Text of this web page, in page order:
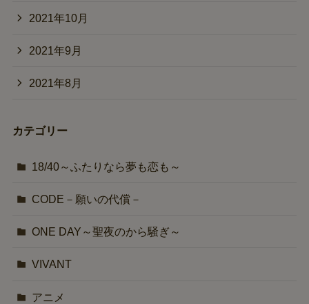
2021年10月
2021年9月
2021年8月
カテゴリー
18/40～ふたりなら夢も恋も～
CODE－願いの代償－
ONE DAY～聖夜のから騒ぎ～
VIVANT
アニメ